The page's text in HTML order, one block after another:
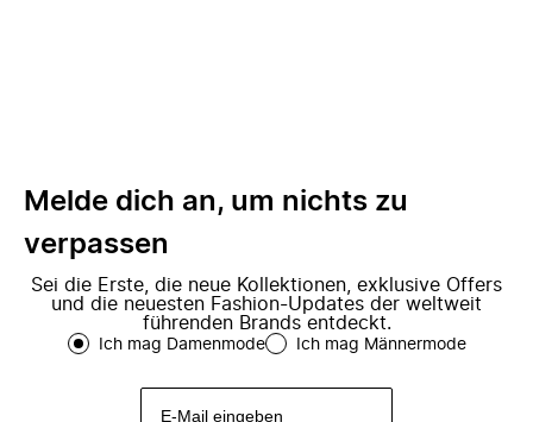
Melde dich an, um nichts zu
verpassen
Sei die Erste, die neue Kollektionen, exklusive Offers
und die neuesten Fashion-Updates der weltweit
führenden Brands entdeckt.
Ich mag Damenmode Ich mag Männermode